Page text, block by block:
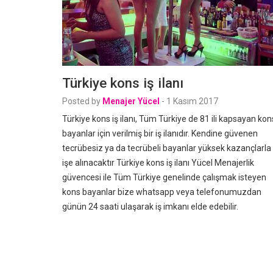
Türkiye kons iş ilanı
Posted by Menajer Yücel - 1 Kasım 2017
Türkiye kons iş ilanı, Tüm Türkiye de 81 ili kapsayan
bayanlar için verilmiş bir iş ilanıdır. Kendine güvenen
tecrübesiz ya da tecrübeli bayanlar yüksek kazançlarla
işe alınacaktır Türkiye kons iş ilanı Yücel Menajerlik
güvencesi ile Tüm Türkiye genelinde çalışmak isteyen
kons bayanlar bize whatsapp veya telefonumuzdan
günün 24 saati ulaşarak iş imkanı elde edebilir.